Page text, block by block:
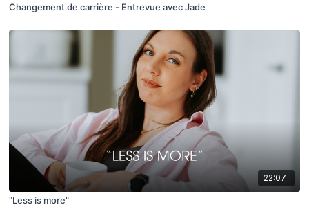
Changement de carrière - Entrevue avec Jade
22:07
"Less is more"